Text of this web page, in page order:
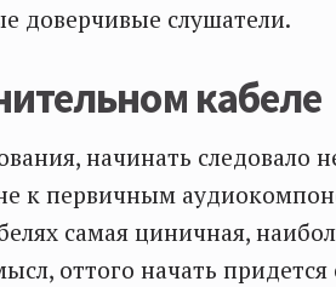
доверчивые слушатели.
кабеле
начинать следовало
к первичным
самая циничная,
оттого начать придется